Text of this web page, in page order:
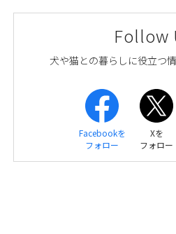
Follow
犬や猫との暮らしに役立つ
Facebookを
フォロー
Xを
フォロー